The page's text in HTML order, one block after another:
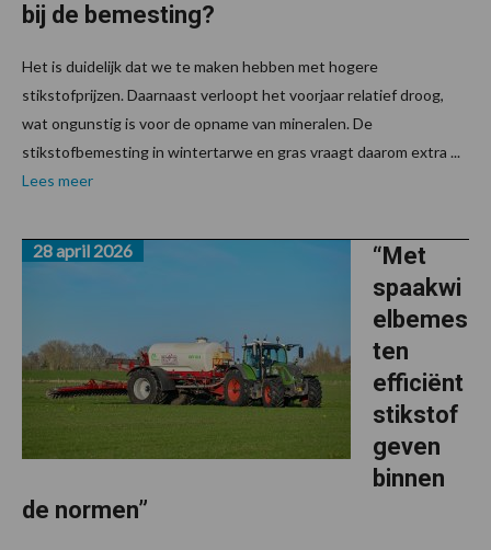
bij de bemesting?
Het is duidelijk dat we te maken hebben met hogere
stikstofprijzen. Daarnaast verloopt het voorjaar relatief droog,
wat ongunstig is voor de opname van mineralen. De
stikstofbemesting in wintertarwe en gras vraagt daarom extra ...
Lees meer
“Met
spaakwi
elbemes
ten
efficiënt
stikstof
geven
binnen
de normen”
28 april 2026